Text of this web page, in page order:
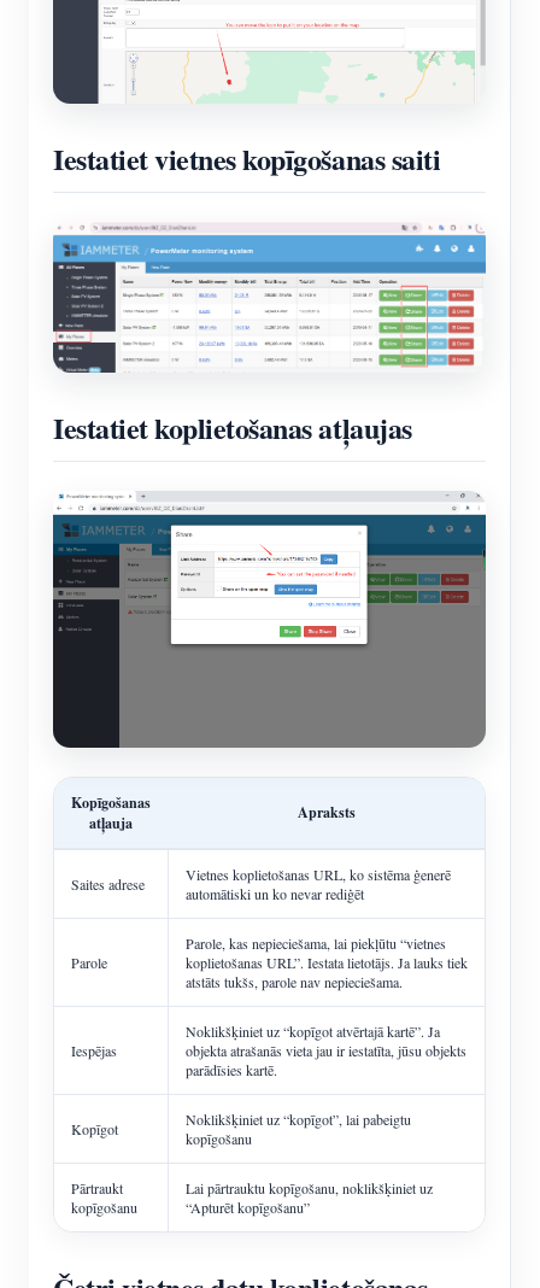
Iestatiet vietnes kopīgošanas saiti
Iestatiet koplietošanas atļaujas
Kopīgošanas
atļauja
Apraksts
Saites adrese
Vietnes koplietošanas URL, ko sistēma ģenerē
automātiski un ko nevar rediģēt
Parole
Parole, kas nepieciešama, lai piekļūtu “vietnes
koplietošanas URL”. Iestata lietotājs. Ja lauks tiek
atstāts tukšs, parole nav nepieciešama.
Iespējas
Noklikšķiniet uz “kopīgot atvērtajā kartē”. Ja
objekta atrašanās vieta jau ir iestatīta, jūsu objekts
parādīsies kartē.
Kopīgot
Noklikšķiniet uz “kopīgot”, lai pabeigtu
kopīgošanu
Pārtraukt
kopīgošanu
Lai pārtrauktu kopīgošanu, noklikšķiniet uz
“Apturēt kopīgošanu”